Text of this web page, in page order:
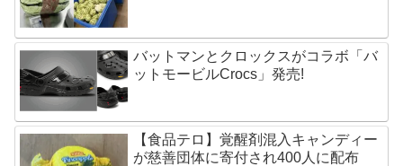
バットマンとクロックスがコラボ「バ
ットモービルCrocs」発売!
【食品テロ】覚醒剤混入キャンディー
が慈善団体に寄付され400人に配布